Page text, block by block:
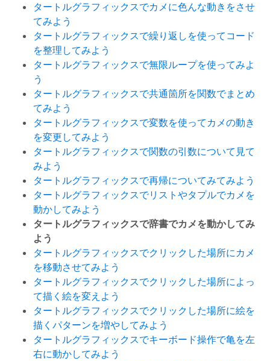
タートルグラフィックスでカメに色んな動きをさせ
てみよう
タートルグラフィックスで繰り返しを使ってコード
を整理してみよう
タートルグラフィックスで無限ループを使ってみよ
う
タートルグラフィックスで共通箇所を関数でまとめ
てみよう
タートルグラフィックスで変数を使ってカメの動き
を変更してみよう
タートルグラフィックスで関数の引数について見て
みよう
タートルグラフィックスで再帰についてみてみよう
タートルグラフィックスでリストやタプルでカメを
動かしてみよう
タートルグラフィックスで辞書でカメを動かしてみ
よう
タートルグラフィックスでクリックした場所にカメ
を移動させてみよう
タートルグラフィックスでクリックした場所によっ
て描く絵を変えよう
タートルグラフィックスでクリックした場所に絵を
描くパターンを増やしてみよう
タートルグラフィックスでキーボード操作で亀を左
右に動かしてみよう